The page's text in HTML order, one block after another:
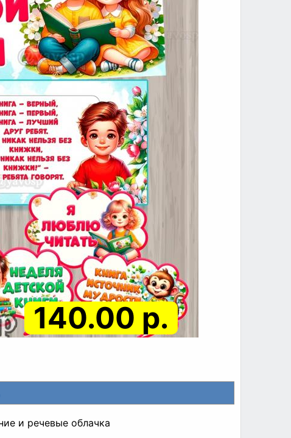
140.00 р.
и речевые облачка